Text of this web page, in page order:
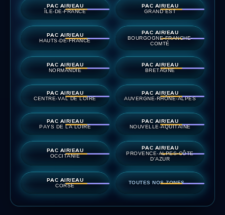
PAC AIR/EAU
ÎLE-DE-FRANCE
PAC AIR/EAU
GRAND EST
PAC AIR/EAU
HAUTS-DE-FRANCE
PAC AIR/EAU
BOURGOGNE-FRANCHE-
COMTÉ
PAC AIR/EAU
NORMANDIE
PAC AIR/EAU
BRETAGNE
PAC AIR/EAU
CENTRE-VAL DE LOIRE
PAC AIR/EAU
AUVERGNE-RHÔNE-ALPES
PAC AIR/EAU
PAYS DE LA LOIRE
PAC AIR/EAU
NOUVELLE-AQUITAINE
PAC AIR/EAU
OCCITANIE
PAC AIR/EAU
PROVENCE-ALPES-CÔTE
D'AZUR
PAC AIR/EAU
CORSE
TOUTES NOS ZONES →